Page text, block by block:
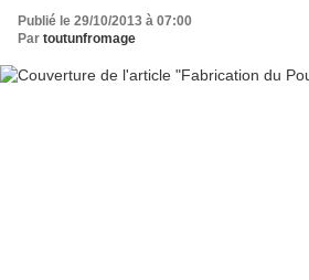
Publié le 29/10/2013 à 07:00
Par toutunfromage